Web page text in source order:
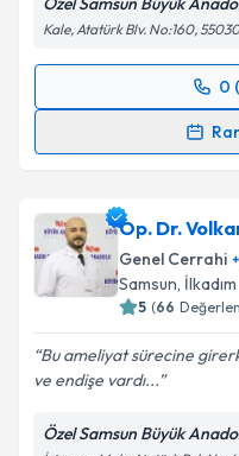
Kale, Atatürk Blv. No:160, 55030
0
Randevu
takvim
E-posta Adresiniz
Kişisel
kapsamda
Op. Dr.
Genel Cerrahi +
Samsun, İlkadım
5 (66
Bu ameliyat sürecine
ve endişe vardı...
Özel Samsun Büyük